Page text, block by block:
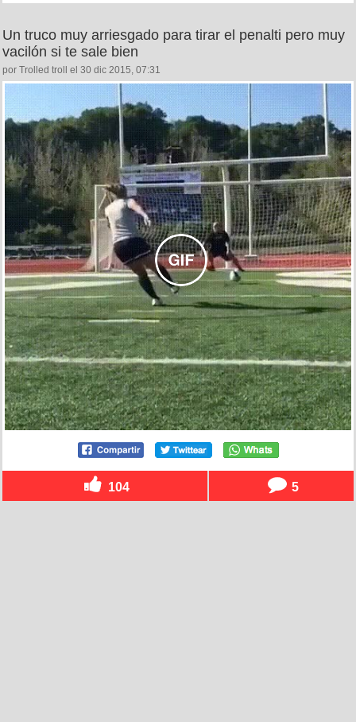
Un truco muy arriesgado para tirar el penalti pero muy
vacilón si te sale bien
por Trolled troll el 30 dic 2015, 07:31
104 5